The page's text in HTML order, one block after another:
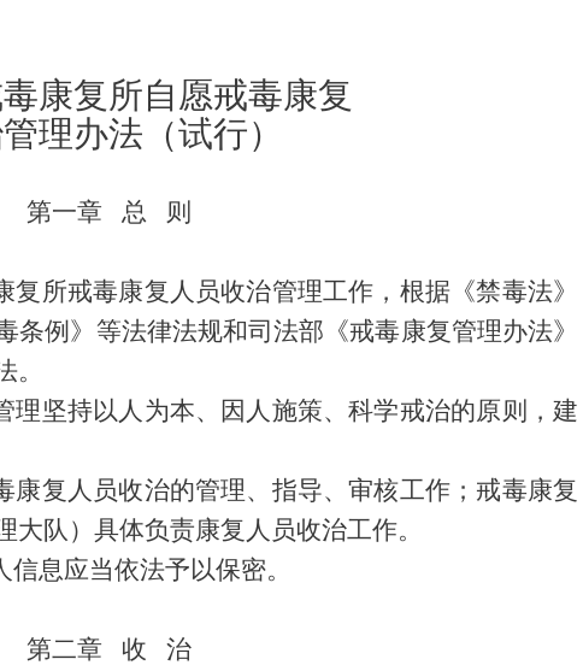
康复所自愿戒毒康复
理办法（试行）
第一章 总 则
所戒毒康复人员收治管理工作，根据《禁毒法》
条例》等法律法规和司法部《戒毒康复管理办法》
理坚持以人为本、因人施策、科学戒治的原则，建
康复人员收治的管理、指导、审核工作；戒毒康复
队）具体负责康复人员收治工作。
息应当依法予以保密。
第二章 收 治